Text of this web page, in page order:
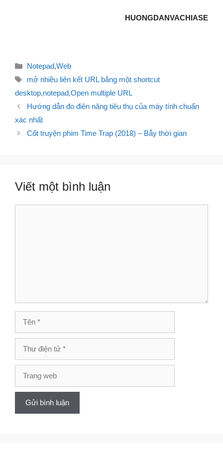
HUONGDANVACHIASE
Danh
mục
Notepad,Web
Thẻ
mở nhiều liên kết URL bằng một shortcut
desktop,notepad,Open multiple URL
Điều
hướng
viết
Hướng dẫn đo điện năng tiêu thụ của máy tính chuẩn
xác nhất
Cốt truyện phim Time Trap (2018) – Bẫy thời gian
Viết một bình luận
điện
tử
web